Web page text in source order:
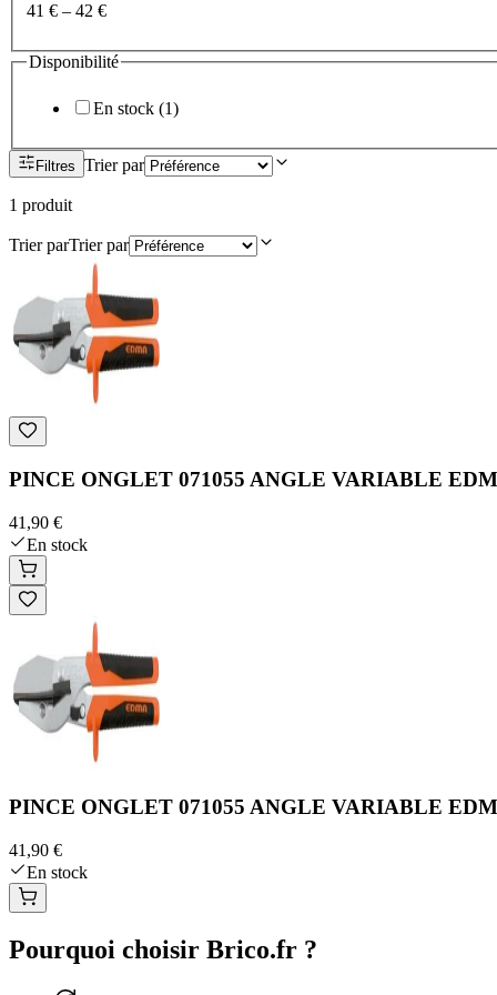
41 € – 42 €
Disponibilité
En stock (1)
Filtres Trier par
1 produit
Trier parTrier par
PINCE ONGLET 071055 ANGLE VARIABLE
41,90 €
En stock
PINCE ONGLET 071055 ANGLE VARIABLE
41,90 €
En stock
Pourquoi choisir Brico.fr ?